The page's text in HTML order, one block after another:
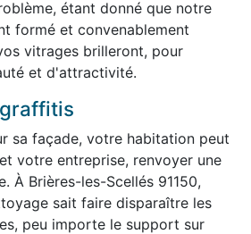
étant donné que notre
formé et convenablement
vitrages brilleront, pour
et d'attractivité.
sa façade, votre habitation peut
votre entreprise, renvoyer une
À Brières-les-Scellés 91150,
sait faire disparaître les
peu importe le support sur